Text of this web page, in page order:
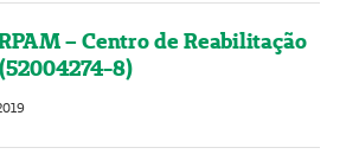
– Centro de Reabilitação
8)